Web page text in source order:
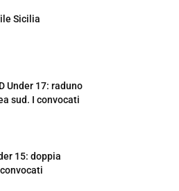
Sicilia
Under 17: raduno
sud. I convocati
15: doppia